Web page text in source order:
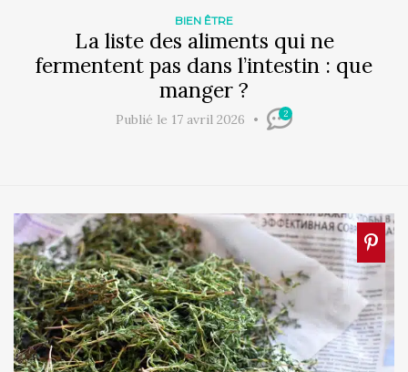
BIEN ÊTRE
La liste des aliments qui ne
fermentent pas dans l’intestin : que
manger ?
Publié le 17 avril 2026 2